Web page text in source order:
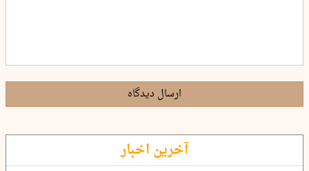
ارسال دیدگاه
آخرین اخبار